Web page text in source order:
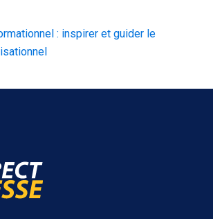
: inspirer et guider le